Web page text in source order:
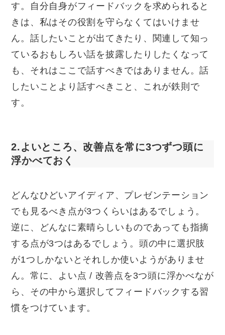
す。自分自身がフィードバックを求められると
きは、私はその役割を守らなくてはいけませ
ん。話したいことが出てきたり、関連して知っ
ているおもしろい話を披露したりしたくなって
も、それはここで話すべきではありません。話
したいことより話すべきこと、これが鉄則で
す。
2.よいところ、改善点を常に3つずつ頭に
浮かべておく
どんなひどいアイディア、プレゼンテーション
でも見るべき点が3つくらいはあるでしょう。
逆に、どんなに素晴らしいものであっても指摘
する点が3つはあるでしょう。頭の中に選択肢
が1つしかないとそれしか使いようがありませ
ん。常に、よい点 / 改善点を3つ頭に浮かべなが
ら、その中から選択してフィードバックする習
慣をつけています。